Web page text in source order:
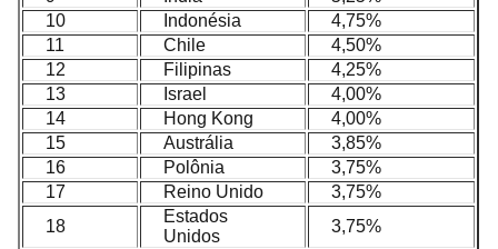
10
Indonésia
4,75%
11
Chile
4,50%
12
Filipinas
4,25%
13
Israel
4,00%
14
Hong Kong
4,00%
15
Austrália
3,85%
16
Polônia
3,75%
17
Reino Unido
3,75%
18
Estados
Unidos
3,75%